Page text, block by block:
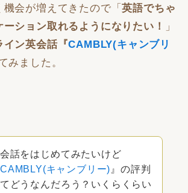
機会が増えてきたので「英語でちゃ
ション取れるようになりたい！
」
イン英会話『CAMBLY(キャンブリ
みました。
話をはじめてみたいけど
CAMBLY(キャンブリー) 』の評判
どうなんだろう？いくらくらい